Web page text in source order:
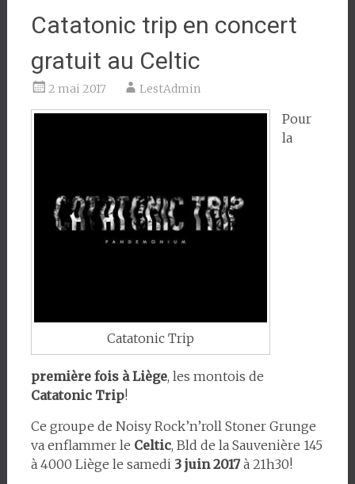
Catatonic trip en concert
gratuit au Celtic
2 mai 2017 LestAdmin
Catatonic Trip
Pour
la
première fois à Liège, les montois de
Catatonic Trip!
Ce groupe de Noisy Rock’n’roll Stoner Grunge
va enflammer le Celtic, Bld de la Sauvenière 145
à 4000 Liège le samedi 3 juin 2017à 21h30!